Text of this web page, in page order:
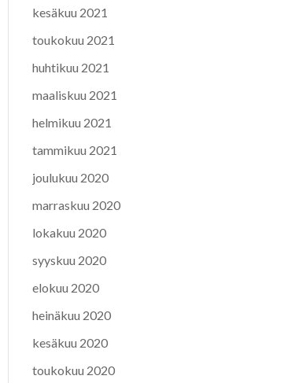
kesäkuu 2021
toukokuu 2021
huhtikuu 2021
maaliskuu 2021
helmikuu 2021
tammikuu 2021
joulukuu 2020
marraskuu 2020
lokakuu 2020
syyskuu 2020
elokuu 2020
heinäkuu 2020
kesäkuu 2020
toukokuu 2020